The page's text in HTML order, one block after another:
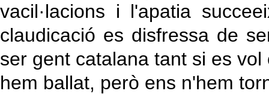
vacil·lacions i l'apatia
claudicació es disfressa de
ser gent catalana tant si es
hem ballat, però ens n'hem